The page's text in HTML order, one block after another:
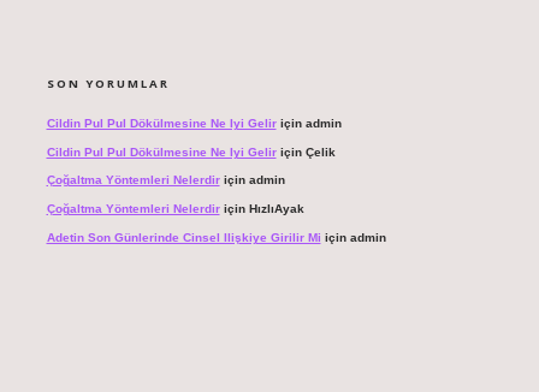
SON YORUMLAR
Cildin Pul Pul Dökülmesine Ne Iyi Geliriçin admin
Cildin Pul Pul Dökülmesine Ne Iyi Geliriçin Çelik
Çoğaltma Yöntemleri Nelerdiriçin admin
Çoğaltma Yöntemleri Nelerdiriçin HızlıAyak
Adetin Son Günlerinde Cinsel Ilişkiye Girilir Mi için admin